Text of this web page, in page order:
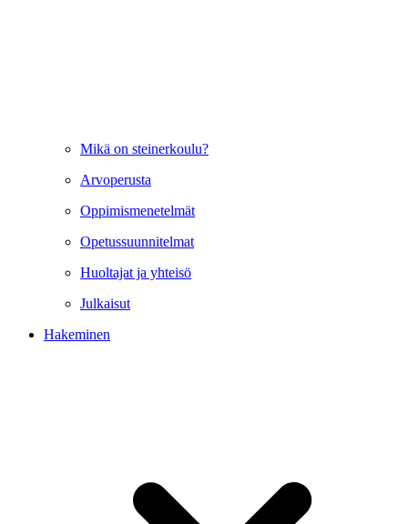
Mikä on steinerkoulu?
Arvoperusta
Oppimismenetelmät
Opetussuunnitelmat
Huoltajat ja yhteisö
Julkaisut
Hakeminen